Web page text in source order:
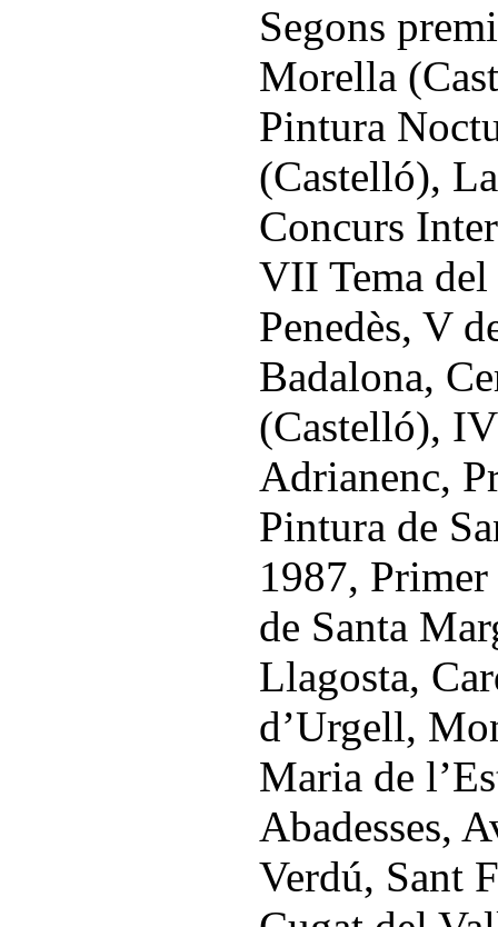
Segons
Morella
Pintura
(Castelló),
Concurs
VII Tema
Penedès, V
Badalona,
(Castelló),
Adrianenc,
Pintura de
1987,
de Santa
Llagosta,
d’Urgell,
Maria de
Abadesses,
Verdú, Sant